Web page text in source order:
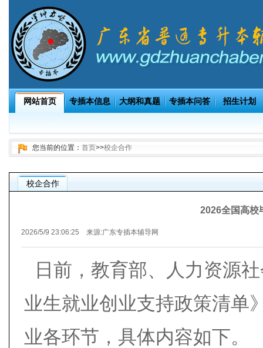
网站首页 专插本信息 大纲和真题 专插本问答 招生计划
您当前的位置： 首页>>校企合作
校企合作
2026全国高校
2026/5/9 23:06:25 来源:广东专插本辅导网
日前，教育部、人力资源
业生就业创业支持政策清单
业各环节，具体内容如下。